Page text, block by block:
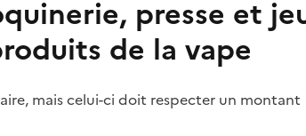
presse et
de la vape
mais celui-ci doit respecter un montant